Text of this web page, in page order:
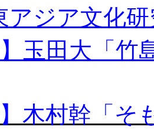
アジア文化
】 玉田大「竹
木村幹「そ